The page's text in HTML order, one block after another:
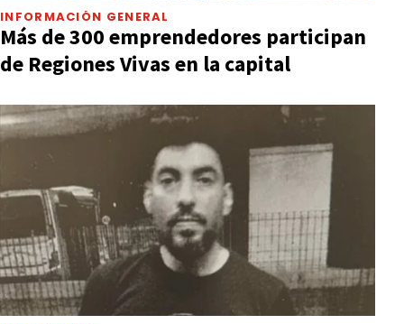
INFORMACIÓN GENERAL
Más de 300 emprendedores participan
de Regiones Vivas en la capital